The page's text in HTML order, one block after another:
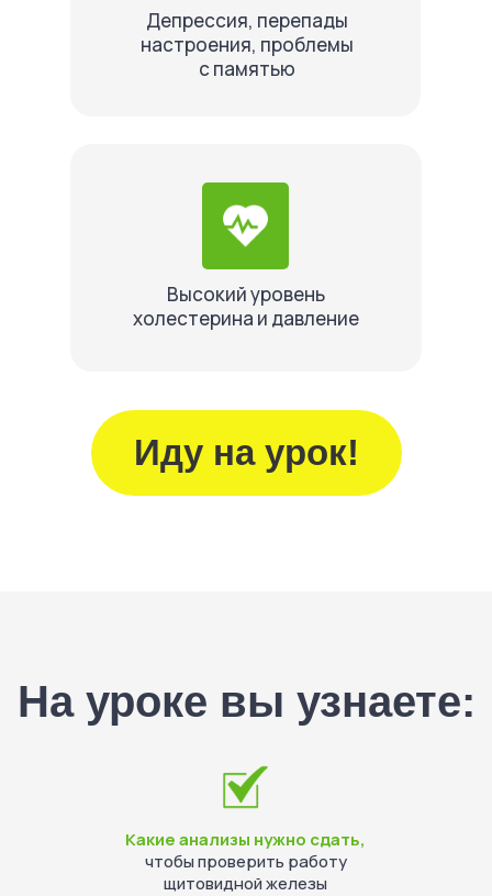
Депрессия, перепады
настроения, проблемы
с памятью
Высокий уровень
холестерина и давление
Иду на урок!
На уроке вы узнаете:
Какие анализы нужно сдать,
чтобы проверить работу
щитовидной железы